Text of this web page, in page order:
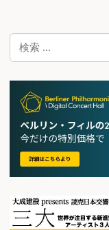
検